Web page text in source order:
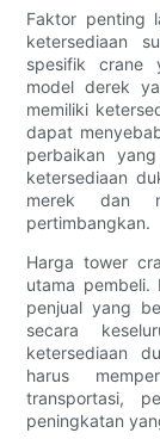
Faktor penting
ketersediaan
spesifik crane
model derek
memiliki
dapat
perbaikan
ketersediaan
merek dan
pertimbangkan.
Harga tower
utama pembeli.
penjual yang
secara
ketersediaan
harus
transportasi,
peningkatan